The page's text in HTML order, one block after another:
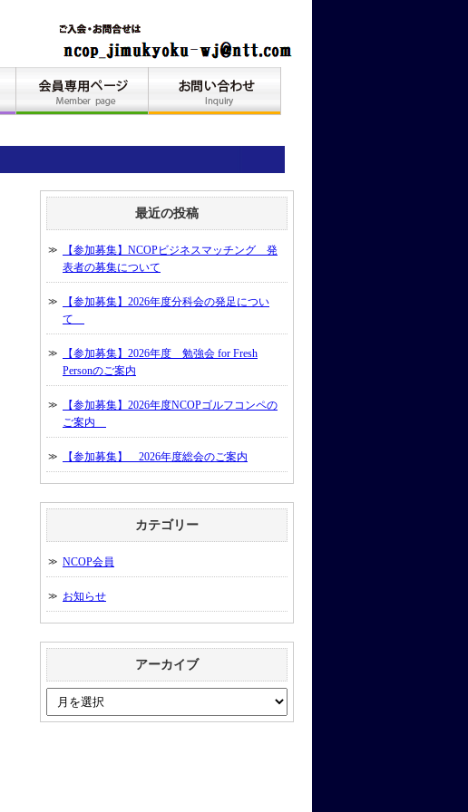
最近の投稿
【参加募集】NCOPビジネスマッチング 発
表者の募集について
【参加募集】2026年度分科会の発足につい
て
【参加募集】2026年度 勉強会 for Fresh
Personのご案内
【参加募集】2026年度NCOPゴルフコンペの
ご案内
【参加募集】 2026年度総会のご案内
カテゴリー
NCOP会員
お知らせ
アーカイブ